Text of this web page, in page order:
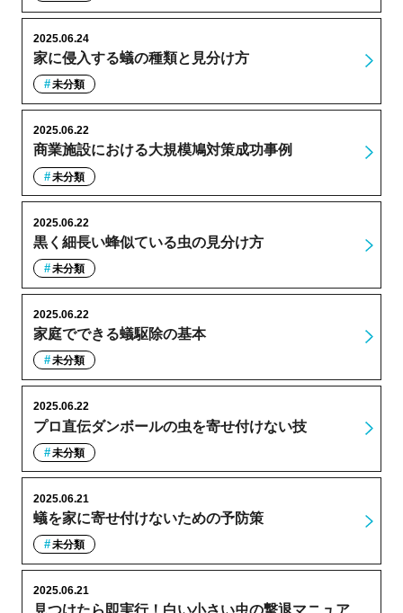
家に侵入する蟻の種類と見分け方
2025.06.24
未分類
商業施設における大規模鳩対策成功事例
2025.06.22
未分類
黒く細長い蜂似ている虫の見分け方
2025.06.22
未分類
家庭でできる蟻駆除の基本
2025.06.22
未分類
プロ直伝ダンボールの虫を寄せ付けない技
2025.06.22
未分類
蟻を家に寄せ付けないための予防策
2025.06.21
未分類
2025.06.21